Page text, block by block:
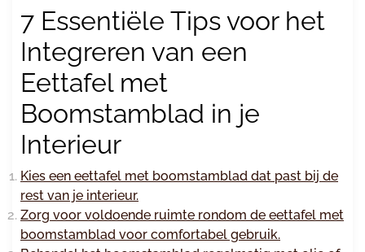
7 Essentiële Tips voor het
Integreren van een
Eettafel met
Boomstamblad in je
Interieur
Kies een eettafel met boomstamblad dat past bij de
rest van je interieur.
Zorg voor voldoende ruimte rondom de eettafel met
boomstamblad voor comfortabel gebruik.